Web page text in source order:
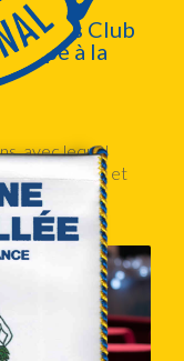
Lions Club
à la
avec lequel
plante et
2, à la